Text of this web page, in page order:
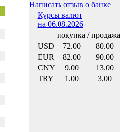
Написать отзыв о банке
Курсы валют
на 06.08.2026
покупка / продажа
USD
72.00
80.00
EUR
82.00
90.00
CNY
9.00
13.00
TRY
1.00 3.00